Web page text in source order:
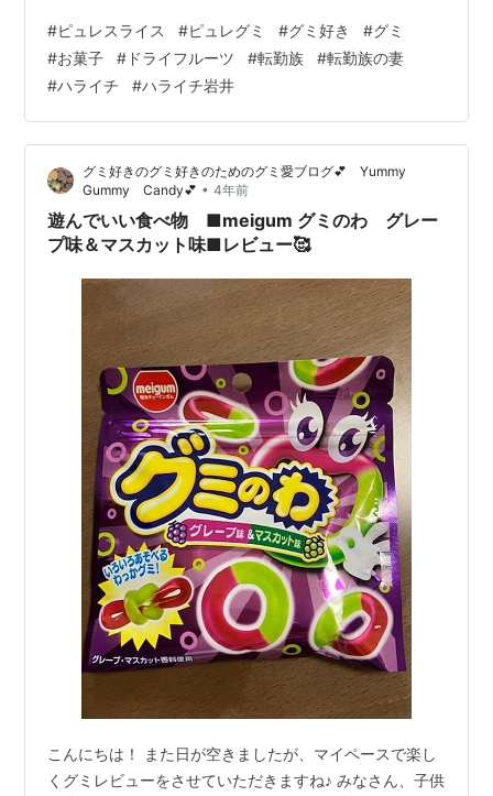
めちゃめちゃ好きなので、必然的にハライチの二人も大
好きです。(笑) そんな岩井さんが美味しいと紹介してい
たなら・・・ということで買ってみました。 購入したの
はローソンです。 めちゃめちゃ美味しかった☆ピュレグ
ミは何回か食べたことがあったのですが、それが薄型に
なっていることにより、本当にドラ…
#ピュレスライス #ピュレグミ #グミ好き #グミ
#お菓子 # ドライフルーツ #転勤族 #転勤族の妻
#ハライチ #ハライチ岩井
グミ好きのグミ好きのためのグミ愛ブログ💕 Yummy
Gummy Candy💕 • 4年前
遊んでいい食べ物 ■meigum グミのわ グレー
プ味＆マスカット味■レビュー🥰
こんにちは！ また日が空きましたが、マイペースで楽し
くグミレビューをさせていただきますね♪ みなさん、子供